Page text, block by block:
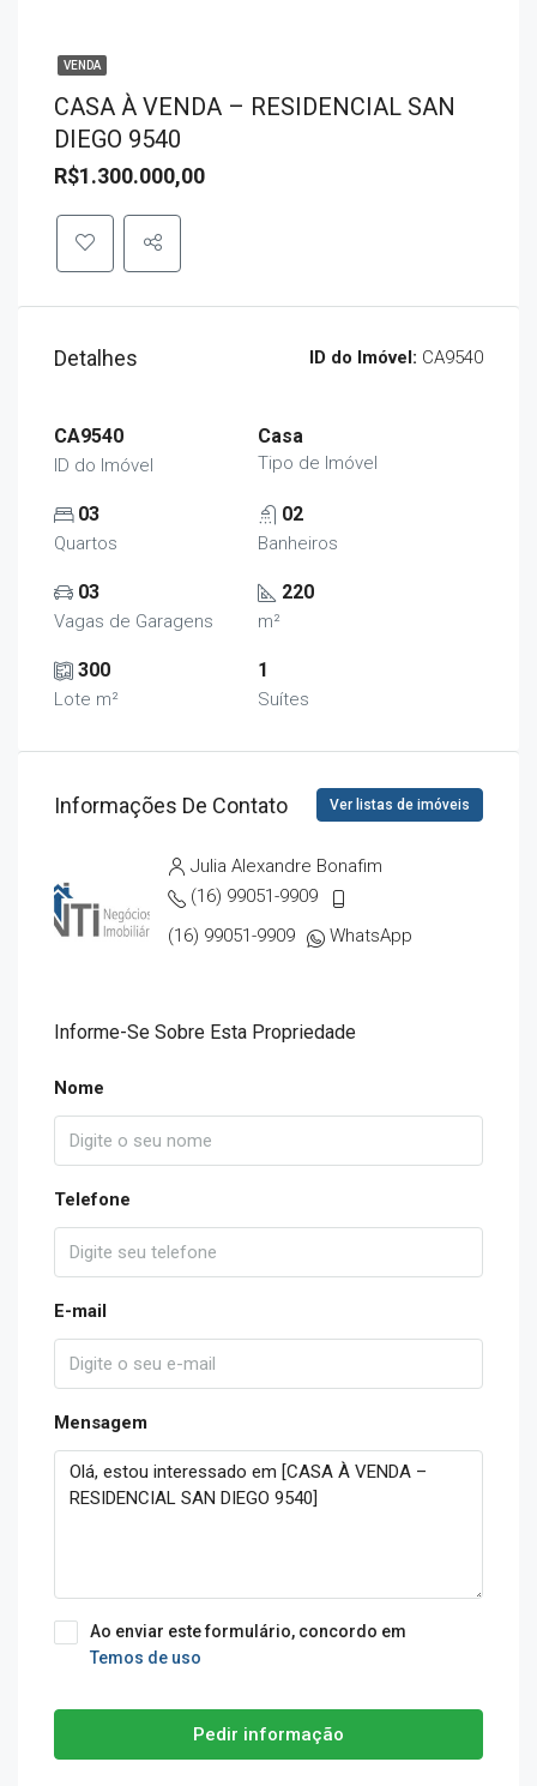
VENDA
CASA À VENDA – RESIDENCIAL SAN
DIEGO 9540
R$1.300.000,00
Detalhes ID do Imóvel: CA9540
CA9540
ID do Imóvel
Casa
Tipo de Imóvel
03
Quartos
02
Banheiros
03
Vagas de Garagens
220
m²
300
Lote m²
1
Suítes
Informações De Contato Ver listas de imóveis
Julia Alexandre Bonafim
(16) 99051-9909
(16) 99051-9909
WhatsApp
Informe-Se Sobre Esta Propriedade
Nome
Telefone
E-mail
Mensagem
Ao enviar este formulário, concordo em
Temos de uso
Pedir informação